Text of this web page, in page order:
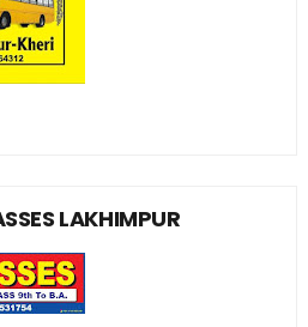
LAKHIMPUR